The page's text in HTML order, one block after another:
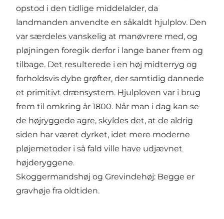
opstod i den tidlige middelalder, da
landmanden anvendte en såkaldt hjulplov. Den
var særdeles vanskelig at manøvrere med, og
pløjningen foregik derfor i lange baner frem og
tilbage. Det resulterede i en høj midterryg og
forholdsvis dybe grøfter, der samtidig dannede
et primitivt drænsystem. Hjulploven var i brug
frem til omkring år 1800. Når man i dag kan se
de højryggede agre, skyldes det, at de aldrig
siden har været dyrket, idet mere moderne
pløjemetoder i så fald ville have udjævnet
højderyggene.
Skoggermandshøj og Grevindehøj: Begge er
gravhøje fra oldtiden.